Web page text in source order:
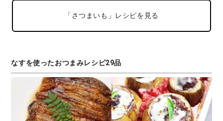
「さつまいも」レシピを見る
なすを使ったおつまみレシピ29品